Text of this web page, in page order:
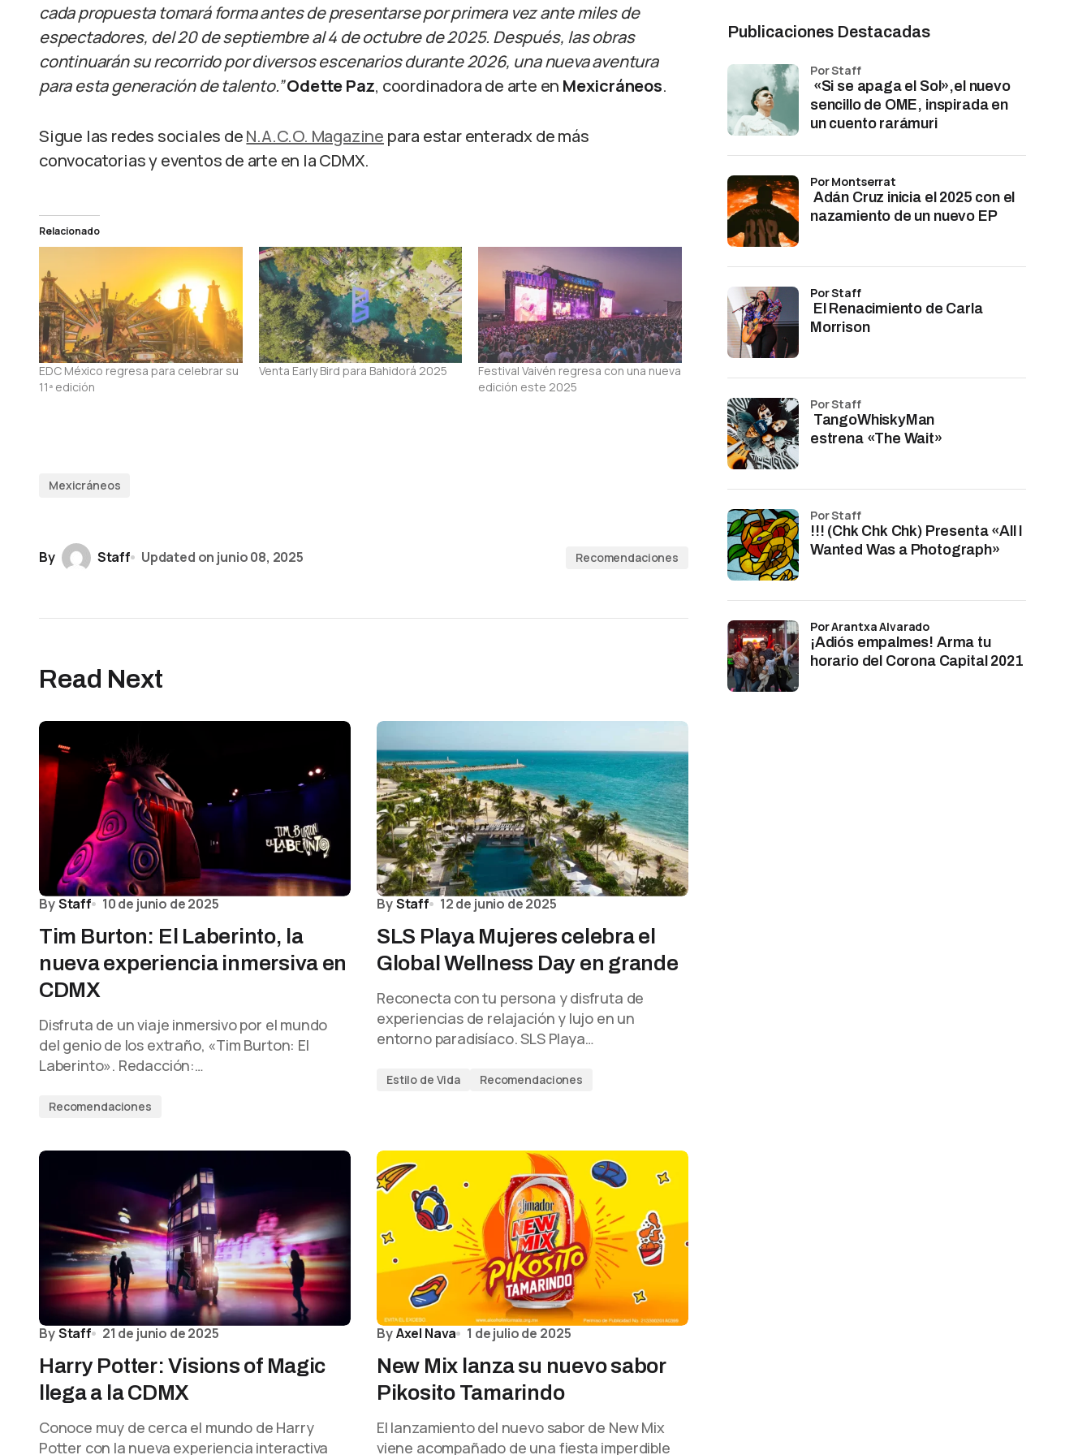
cada propuesta tomará forma antes de presentarse por primera vez ante miles de
espectadores, del 20 de septiembre al 4 de octubre de 2025. Después, las obras
continuarán su recorrido por diversos escenarios durante 2026, una nueva aventura
para esta generación de talento.”Odette Paz, coordinadora de arte en Mexicráneos.
Sigue las redes sociales deN.A.C.O. Magazine para estar enteradx de más
convocatorias y eventos de arte en la CDMX.
Relacionado
EDC México regresa para celebrar su
11ª edición
Venta Early Bird para Bahidorá 2025
Festival Vaivén regresa con una nueva
edición este 2025
Mexicráneos
By Staff Updated on junio 08, 2025 Recomendaciones
Read Next
ByStaff 10 de junio de 2025
Tim Burton: El Laberinto, la
nueva experiencia inmersiva en
CDMX
Disfruta de un viaje inmersivo por el mundo
del genio de los extraño, «Tim Burton: El
Laberinto». Redacción:…
Recomendaciones
ByStaff 12 de junio de 2025
SLS Playa Mujeres celebra el
Global Wellness Day en grande
Reconecta con tu persona y disfruta de
experiencias de relajación y lujo en un
entorno paradisíaco. SLS Playa…
Estilo de Vida Recomendaciones
ByStaff 21 de junio de 2025
Harry Potter: Visions of Magic
llega a la CDMX
Conoce muy de cerca el mundo de Harry
Potter con la nueva experiencia interactiva
ByAxel Nava 1 de julio de 2025
New Mix lanza su nuevo sabor
Pikosito Tamarindo
El lanzamiento del nuevo sabor de New Mix
viene acompañado de una fiesta imperdible
Publicaciones Destacadas
«Si se apaga el Sol»,el nuevo
sencillo de OME, inspirada en
un cuento rarámuri
por Staff
Adán Cruz inicia el 2025 con el
nazamiento de un nuevo EP
por Montserrat
El Renacimiento de Carla
Morrison
por Staff
TangoWhiskyMan
estrena «The Wait»
por Staff
!!! (Chk Chk Chk) Presenta «All I
Wanted Was a Photograph»
por Staff
¡Adiós empalmes! Arma tu
horario del Corona Capital 2021
por Arantxa Alvarado